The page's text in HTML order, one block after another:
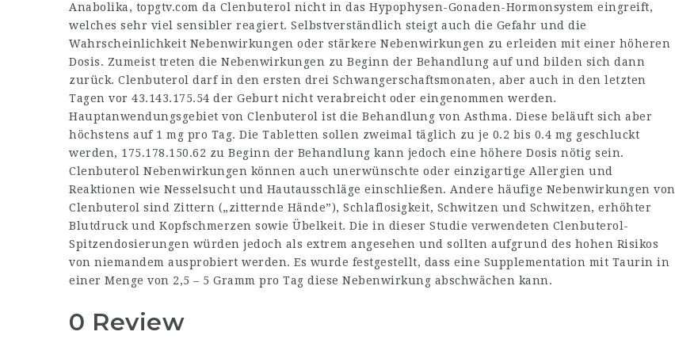
Anabolika, topgtv.com da Clenbuterol nicht in das Hypophysen-Gonaden-Hormonsystem eingreift,
welches sehr viel sensibler reagiert. Selbstverständlich steigt auch die Gefahr und die
Wahrscheinlichkeit Nebenwirkungen oder stärkere Nebenwirkungen zu erleiden mit einer höheren
Dosis. Zumeist treten die Nebenwirkungen zu Beginn der Behandlung auf und bilden sich dann
zurück. Clenbuterol darf in den ersten drei Schwangerschaftsmonaten, aber auch in den letzten
Tagen vor 43.143.175.54 der Geburt nicht verabreicht oder eingenommen werden.
Hauptanwendungsgebiet von Clenbuterol ist die Behandlung von Asthma. Diese beläuft sich aber
höchstens auf 1 mg pro Tag. Die Tabletten sollen zweimal täglich zu je 0.2 bis 0.4 mg geschluckt
werden, 175.178.150.62 zu Beginn der Behandlung kann jedoch eine höhere Dosis nötig sein.
Clenbuterol Nebenwirkungen können auch unerwünschte oder einzigartige Allergien und
Reaktionen wie Nesselsucht und Hautausschläge einschließen. Andere häufige Nebenwirkungen von
Clenbuterol sind Zittern („zitternde Hände”), Schlaflosigkeit, Schwitzen und Schwitzen, erhöhter
Blutdruck und Kopfschmerzen sowie Übelkeit. Die in dieser Studie verwendeten Clenbuterol-
Spitzendosierungen würden jedoch als extrem angesehen und sollten aufgrund des hohen Risikos
von niemandem ausprobiert werden. Es wurde festgestellt, dass eine Supplementation mit Taurin in
einer Menge von 2,5 – 5 Gramm pro Tag diese Nebenwirkung abschwächen kann.
0 Review